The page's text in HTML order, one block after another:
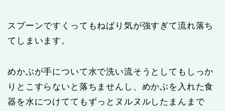
スプーンですくってもねばり気が強すぎて流れ落ち
てしまいます。
めかぶが手について水で洗い流そうとしてもしっか
りとこすらないと落ちませんし、めかぶを入れた食
器を水につけててもずっとヌルヌルしたまんまで